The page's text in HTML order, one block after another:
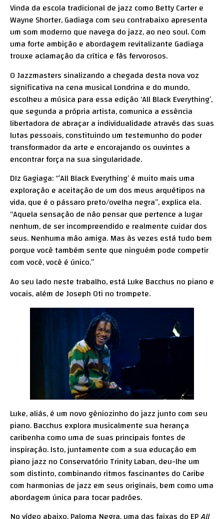
Vinda da escola tradicional de jazz como Betty Carter e
Wayne Shorter, Gadiaga com seu contrabaixo apresenta
um som moderno que navega do jazz, ao neo soul. Com
uma forte ambição e abordagem revitalizante Gadiaga
trouxe aclamação da crítica e fãs fervorosos.
O Jazzmasters sinalizando a chegada desta nova voz
significativa na cena musical Londrina e do mundo,
escolheu a música para essa edição ‘All Black Everything’,
que segunda a própria artista, comunica a essência
libertadora de abraçar a individualidade através das suas
lutas pessoais, constituindo um testemunho do poder
transformador da arte e encorajando os ouvintes a
encontrar força na sua singularidade.
DIz Gagiaga: “’All Black Everything’ é muito mais uma
exploração e aceitação de um dos meus arquétipos na
vida, que é o pássaro preto/ovelha negra”, explica ela.
“Aquela sensação de não pensar que pertence a lugar
nenhum, de ser incompreendido e realmente cuidar dos
seus. Nenhuma mão amiga. Mas às vezes está tudo bem
porque você também sente que ninguém pode competir
com você, você é único.”
Ao seu lado neste trabalho, está Luke Bacchus no piano e
vocais, além de Joseph Oti no trompete.
Luke, aliás, é um novo gêniozinho do jazz junto com seu
piano. Bacchus explora musicalmente sua herança
caribenha como uma de suas principais fontes de
inspiração. Isto, juntamente com a sua educação em
piano jazz no Conservatório Trinity Laban, deu-lhe um
som distinto, combinando ritmos fascinantes do Caribe
com harmonias de jazz em seus originais, bem como uma
abordagem única para tocar padrões.